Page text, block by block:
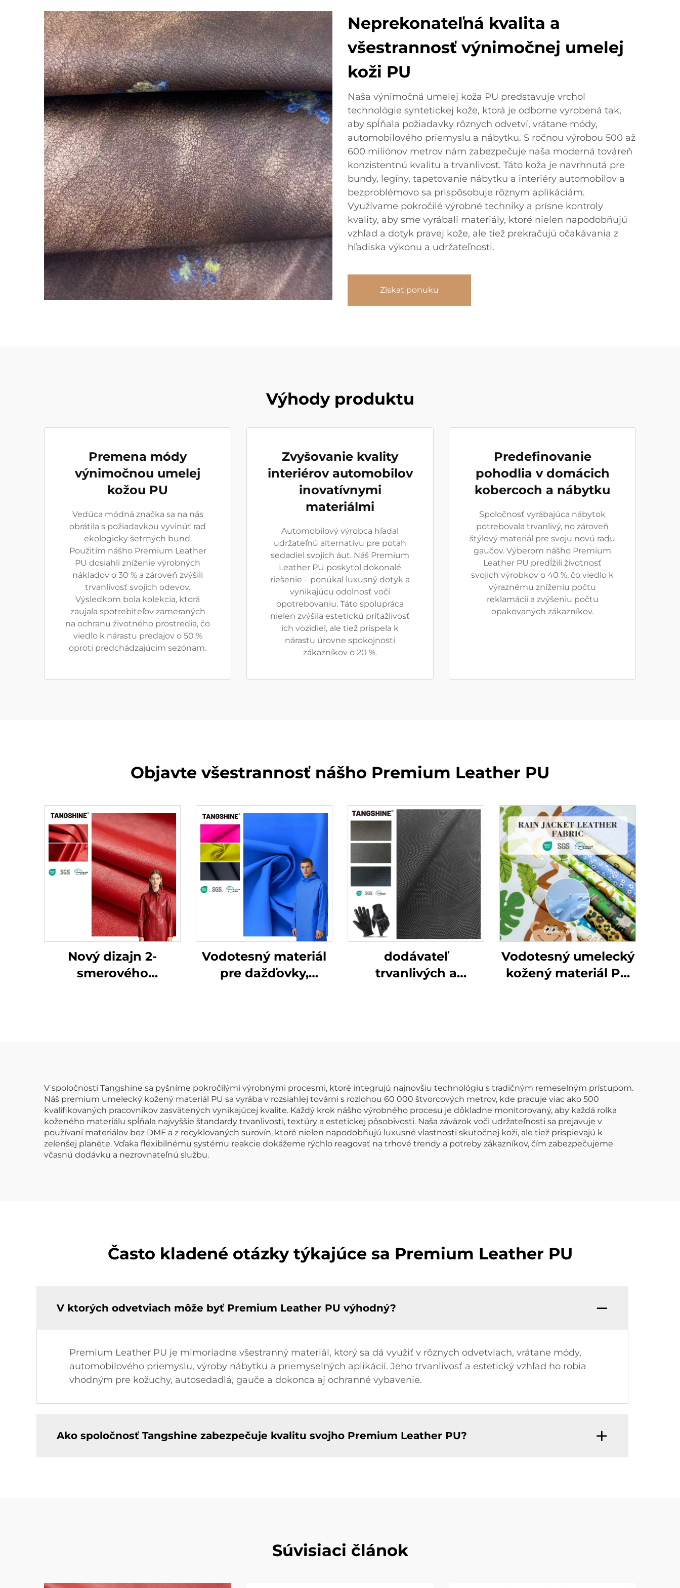
Neprekonateľná kvalita a
všestrannosť výnimočnej umelej
koži PU
Naša výnimočná umelej koža PU predstavuje vrchol
technológie syntetickej kože, ktorá je odborne vyrobená tak,
aby spĺňala požiadavky rôznych odvetví, vrátane módy,
automobilového priemyslu a nábytku. S ročnou výrobou 500 až
600 miliónov metrov nám zabezpečuje naša moderná továreň
konzistentnú kvalitu a trvanlivosť. Táto koža je navrhnutá pre
bundy, legíny, tapetovanie nábytku a interiéry automobilov a
bezproblémovo sa prispôsobuje rôznym aplikáciám.
Využívame pokročilé výrobné techniky a prísne kontroly
kvality, aby sme vyrábali materiály, ktoré nielen napodobňujú
vzhľad a dotyk pravej kože, ale tiež prekračujú očakávania z
hľadiska výkonu a udržateľnosti.
Získať ponuku
Výhody produktu
Premena módy
výnimočnou umelej
kožou PU
Vedúca módná značka sa na nás
obrátila s požiadavkou vyvinúť rad
ekologicky šetrných bund.
Použitím nášho Premium Leather
PU dosiahli zníženie výrobných
nákladov o 30 % a zároveň zvýšili
trvanlivosť svojich odevov.
Výsledkom bola kolekcia, ktorá
zaujala spotrebiteľov zameraných
na ochranu životného prostredia, čo
viedlo k nárastu predajov o 50 %
oproti predchádzajúcim sezónam.
Zvyšovanie kvality
interiérov automobilov
inovatívnymi
materiálmi
Automobilový výrobca hľadal
udržateľnú alternatívu pre potah
sedadiel svojich áut. Náš Premium
Leather PU poskytol dokonalé
riešenie – ponúkal luxusný dotyk a
vynikajúcu odolnosť voči
opotrebovaniu. Táto spolupráca
nielen zvýšila estetickú príťažlivosť
ich vozidiel, ale tiež prispela k
nárastu úrovne spokojnosti
zákazníkov o 20 %.
Predefinovanie
pohodlia v domácich
kobercoch a nábytku
Spoločnosť vyrábajúca nábytok
potrebovala trvanlivý, no zároveň
štýlový materiál pre svoju novú radu
gaučov. Výberom nášho Premium
Leather PU predĺžili životnosť
svojich výrobkov o 40 %, čo viedlo k
výraznému zníženiu počtu
reklamácií a zvýšeniu počtu
opakovaných zákazníkov.
Objavte všestrannosť nášho Premium Leather PU
Nový dizajn 2-
smerového
Vodotesný materiál
pre dažďovky,
dodávateľ
trvanlivých a
Vodotesný umelecký
kožený materiál PU
V spoločnosti Tangshine sa pyšníme pokročilými výrobnými procesmi, ktoré integrujú najnovšiu technológiu s tradičným remeselným prístupom.
Náš premium umelecký kožený materiál PU sa vyrába v rozsiahlej továrni s rozlohou 60 000 štvorcových metrov, kde pracuje viac ako 500
kvalifikovaných pracovníkov zasvätených vynikajúcej kvalite. Každý krok nášho výrobného procesu je dôkladne monitorovaný, aby každá rolka
koženého materiálu spĺňala najvyššie štandardy trvanlivosti, textúry a estetickej pôsobivosti. Naša záväzok voči udržateľnosti sa prejavuje v
používaní materiálov bez DMF a z recyklovaných surovín, ktoré nielen napodobňujú luxusné vlastnosti skutočnej koži, ale tiež prispievajú k
zelenšej planéte. Vďaka flexibilnému systému reakcie dokážeme rýchlo reagovať na trhové trendy a potreby zákazníkov, čím zabezpečujeme
včasnú dodávku a nezrovnateľnú službu.
Často kladené otázky týkajúce sa Premium Leather PU
V ktorých odvetviach môže byť Premium Leather PU výhodný?
Premium Leather PU je mimoriadne všestranný materiál, ktorý sa dá využiť v rôznych odvetviach, vrátane módy,
automobilového priemyslu, výroby nábytku a priemyselných aplikácií. Jeho trvanlivosť a estetický vzhľad ho robia
vhodným pre kožuchy, autosedadlá, gauče a dokonca aj ochranné vybavenie.
Ako spoločnosť Tangshine zabezpečuje kvalitu svojho Premium Leather PU?
Súvisiaci článok